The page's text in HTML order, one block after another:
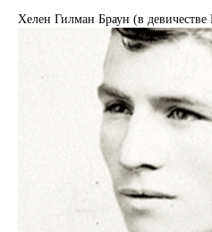
Хелен Гилман Браун (в